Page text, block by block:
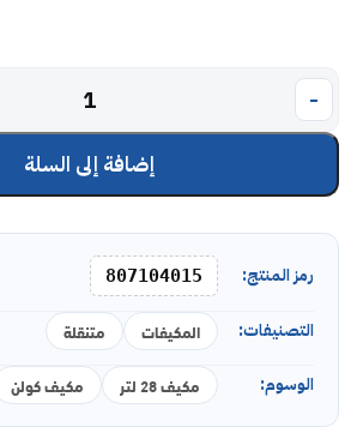
إضافة إلى السلة
رمز المنتج: 807104015
التصنيفات: المكيفات متنقلة
الوسوم: مكيف 28 لتر مكيف كولن